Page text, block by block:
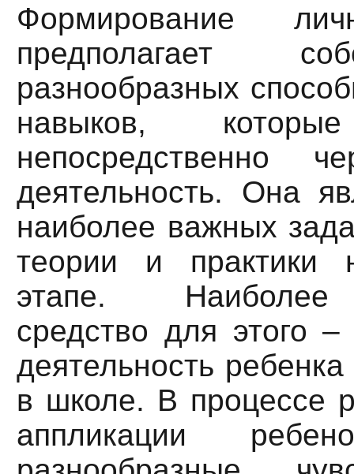
Формирование
предполагает
разнообразных
навыков,
непосредственно
деятельность. Она
наиболее важных
теории и практики
этапе. Наиболее
средство для этого –
деятельность
в школе. В процессе
аппликации